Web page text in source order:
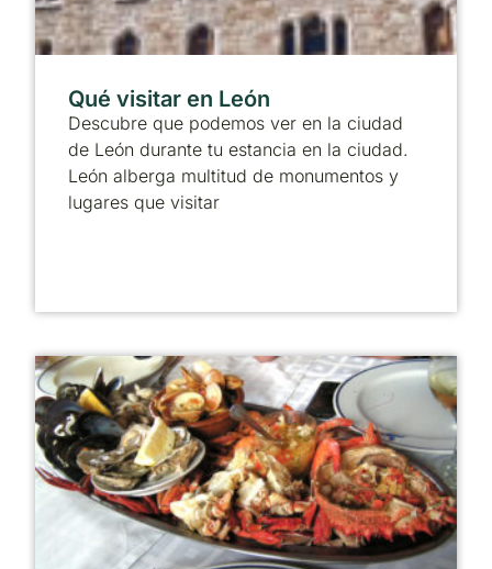
Qué visitar en León
Descubre que podemos ver en la ciudad
de León durante tu estancia en la ciudad.
León alberga multitud de monumentos y
lugares que visitar